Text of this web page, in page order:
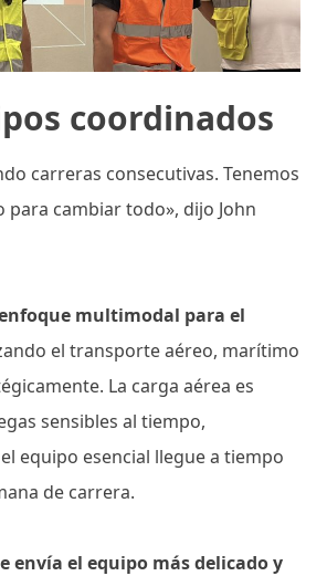
coordinados
carreras consecutivas. Tenemos
para cambiar todo», dijo John
multimodal para el
el transporte aéreo, marítimo
La carga aérea es
sensibles al tiempo,
equipo esencial llegue a tiempo
de carrera.
envía el equipo más delicado y